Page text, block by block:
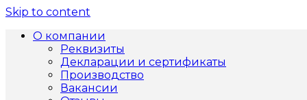
Skip to content
О компании
Реквизиты
Декларации и сертификаты
Производство
Вакансии